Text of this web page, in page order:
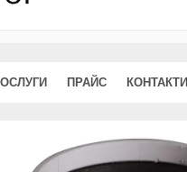
ПРАЙС КОНТАКТИ